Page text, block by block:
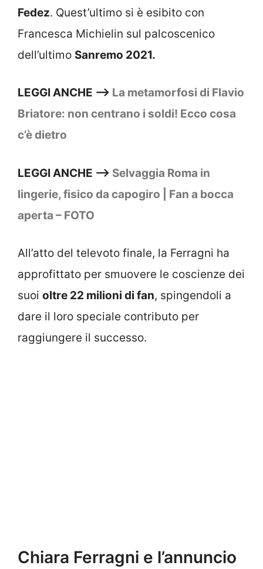
Fedez. Quest’ultimo si è esibito con
Francesca Michielin sul palcoscenico
dell’ultimo Sanremo 2021.
LEGGI ANCHE —> La metamorfosi di Flavio
Briatore: non centrano i soldi! Ecco cosa
c’è dietro
LEGGI ANCHE —> Selvaggia Roma in
lingerie, fisico da capogiro | Fan a bocca
aperta – FOTO
All’atto del televoto finale, la Ferragni ha
approfittato per smuovere le coscienze dei
suoi oltre 22 milioni di fan, spingendoli a
dare il loro speciale contributo per
raggiungere il successo.
Chiara Ferragni e l’annuncio